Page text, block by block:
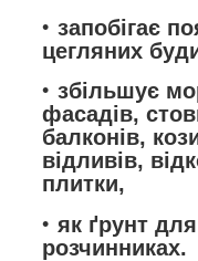
запобігає
цегляних
збільшує
фасадів,
балконів,
відливів,
плитки,
як ґрунт
розчинниках.